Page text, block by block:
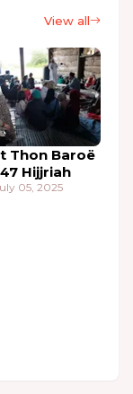
View all
Thon Baroë
Hijjriah
05, 2025